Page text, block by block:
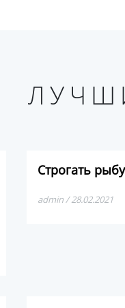
Строгать
admin / 28.02.2021